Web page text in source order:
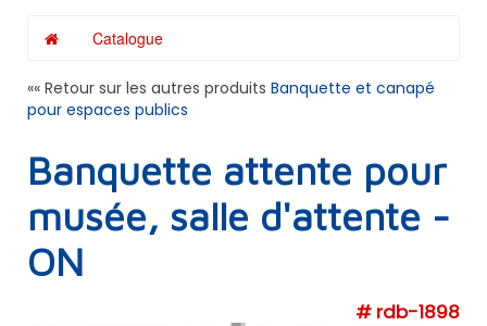
Catalogue
«« Retour sur les autres produits Banquette et canapé
pour espaces publics
Banquette attente pour
musée, salle d'attente -
ON
# rdb-1898